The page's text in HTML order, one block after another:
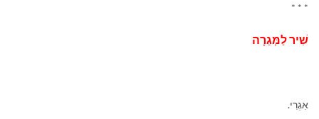
* * *
שִׁיר לַמְּגֵרָה
אִגְרִי.